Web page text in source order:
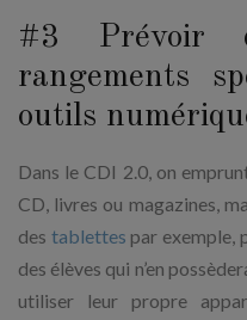
#3 Prévoir
rangements
outils
Dans le CDI 2.0, on
CD, livres ou magazines,
des tablettes par exemple,
des élèves qui n’en
utiliser leur propre